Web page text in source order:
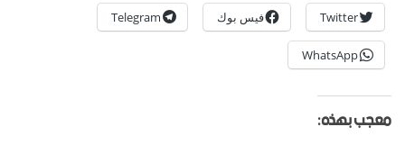
Twitter فيس بوك Telegram
WhatsApp
معجب بهذه: